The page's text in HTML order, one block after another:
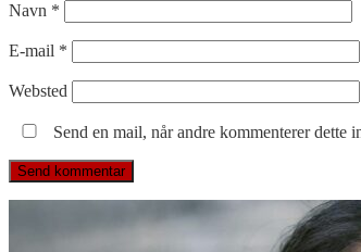
Navn *
E-mail *
Websted
Send en mail, når andre kommenterer dette